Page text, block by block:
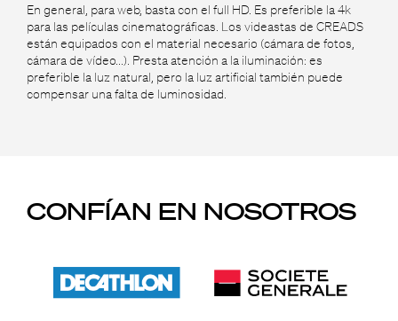
En general, para web, basta con el full HD. Es preferible la 4k
para las películas cinematográficas. Los videastas de CREADS
están equipados con el material necesario (cámara de fotos,
cámara de vídeo...). Presta atención a la iluminación: es
preferible la luz natural, pero la luz artificial también puede
compensar una falta de luminosidad.
CONFÍAN EN NOSOTROS